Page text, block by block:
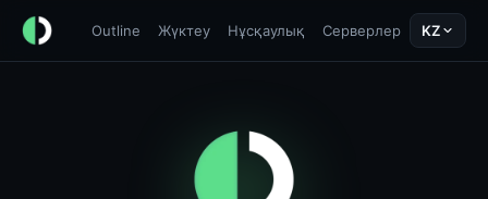
Outline Жүктеу Нұсқаулық Серверлер KZ